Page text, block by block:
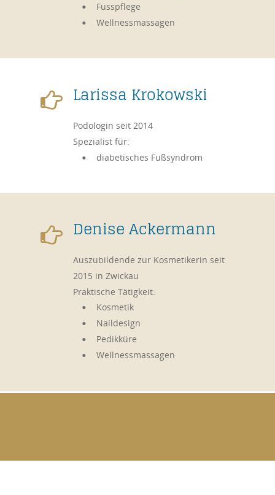
Larissa Krokowski
Podologin seit 2014
Spezialist für:
• diabetisches Fußsyndrom

• Fusspflege
• Wellnessmassagen
Denise Ackermann
Auszubildende zur Kosmetikerin seit
2015 in Zwickau
Praktische Tätigkeit:
• Kosmetik
• Naildesign
• Pedikküre
• Wellnessmassagen
